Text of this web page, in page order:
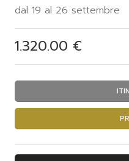
dal 19 al 26 settembre
1.320.00 €